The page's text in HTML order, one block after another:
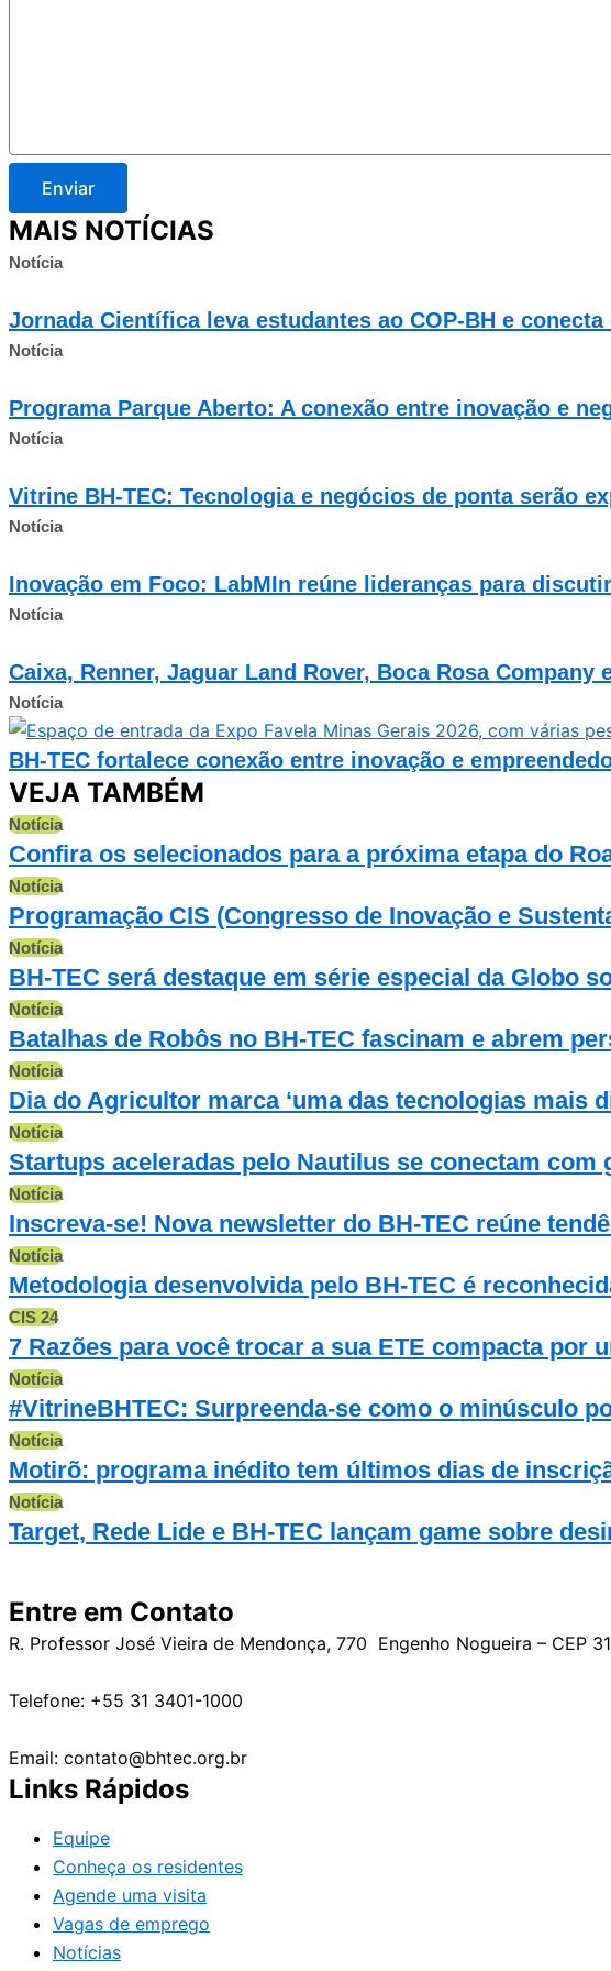
Enviar
MAIS NOTÍCIAS
Notícia
Jornada Científica leva estudantes ao COP-BH e
Notícia
Programa Parque Aberto: A conexão entre inovação e
Notícia
Vitrine BH-TEC: Tecnologia e negócios de ponta serão
Notícia
Inovação em Foco: LabMIn reúne lideranças para
Notícia
Caixa, Renner, Jaguar Land Rover, Boca Rosa
Notícia
BH-TEC fortalece conexão entre inovação e
VEJA TAMBÉM
Notícia
Confira os selecionados para a próxima etapa do
Notícia
Programação CIS (Congresso de Inovação e
Notícia
BH-TEC será destaque em série especial da Globo
Notícia
Batalhas de Robôs no BH-TEC fascinam e abrem
Notícia
Dia do Agricultor marca ‘uma das tecnologias mais
Notícia
Startups aceleradas pelo Nautilus se conectam
Notícia
Inscreva-se! Nova newsletter do BH-TEC reúne
Notícia
Metodologia desenvolvida pelo BH-TEC é
CIS 24
7 Razões para você trocar a sua ETE compacta por
Notícia
#VitrineBHTEC: Surpreenda-se como o minúsculo
Notícia
Motirõ: programa inédito tem últimos dias de
Notícia
Target, Rede Lide e BH-TEC lançam game sobre
Entre em Contato
R. Professor José Vieira de Mendonça, 770 Engenho Nogueira – CEP
Telefone: +55 31 3401-1000
Email: contato@bhtec.org.br
Links Rápidos
Equipe
Conheça os residentes
Agende uma visita
Vagas de emprego
Notícias